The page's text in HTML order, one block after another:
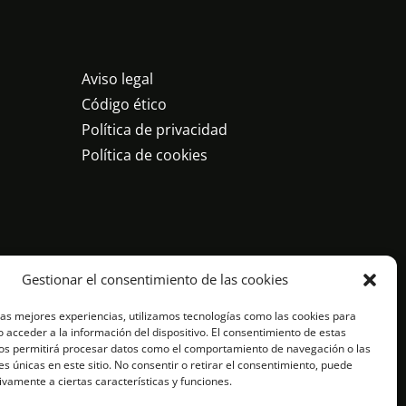
Gestionar el consentimiento de las cookies
mejores experiencias, utilizamos tecnologías como las cookies para
acceder a la información del dispositivo. El consentimiento de estas
permitirá procesar datos como el comportamiento de navegación o las
únicas en este sitio. No consentir o retirar el consentimiento, puede
a ciertas características y funciones.
Aviso legal
Código ético
Política de privacidad
Política de cookies